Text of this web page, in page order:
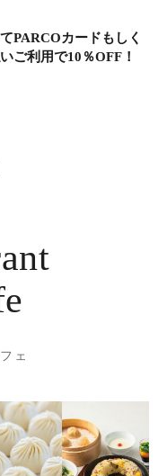
PARCOカードもしく
ご利用で10％OFF！
ェ